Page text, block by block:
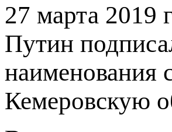
27 марта 2019
Путин
наименования
Кемеровскую